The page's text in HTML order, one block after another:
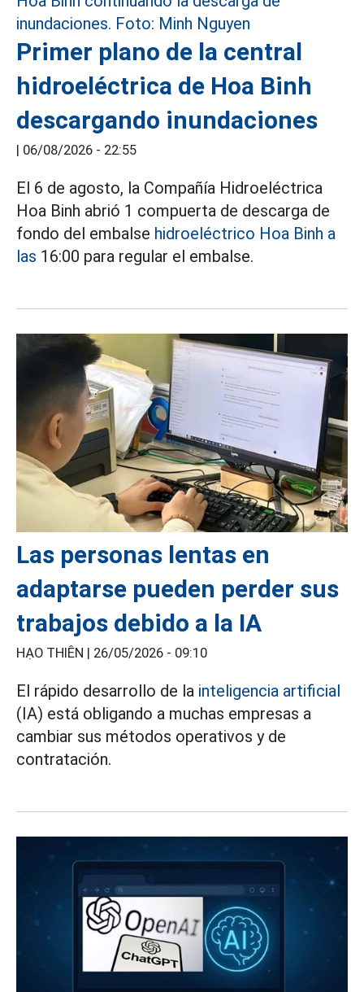
Primer plano de la central
hidroeléctrica de Hoa Binh
descargando inundaciones
| 06/08/2026 - 22:55
El 6 de agosto, la Compañía Hidroeléctrica
Hoa Binh abrió 1 compuerta de descarga de
fondo del embalse hidroeléctrico Hoa Binh a
las 16:00 para regular el embalse.
Las personas lentas en
adaptarse pueden perder sus
trabajos debido a la IA
HẠO THIÊN | 26/05/2026 - 09:10
El rápido desarrollo de la inteligencia artificial
(IA) está obligando a muchas empresas a
cambiar sus métodos operativos y de
contratación.